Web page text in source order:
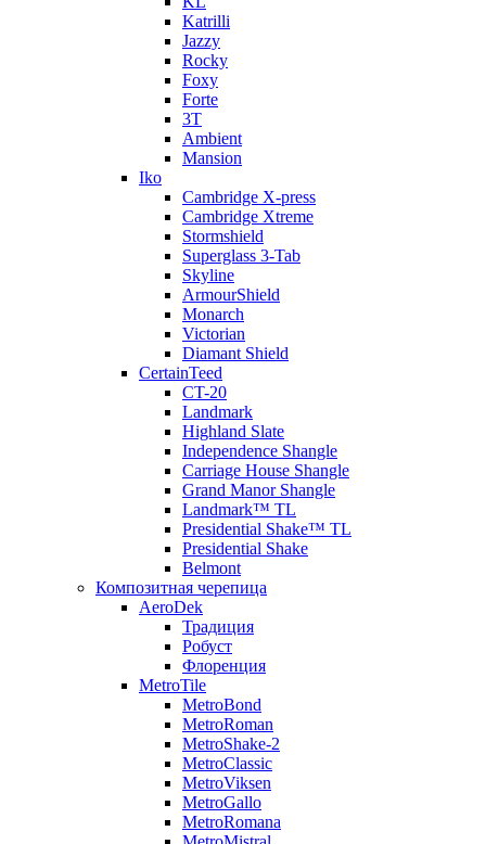
Katrilli
Jazzy
Rocky
Foxy
Forte
3T
Ambient
Mansion
Iko
Cambridge X-press
Cambridge Xtreme
Stormshield
Superglass 3-Tab
Skyline
ArmourShield
Monarch
Victorian
Diamant Shield
CertainTeed
CT-20
Landmark
Highland Slate
Independence Shangle
Carriage House Shangle
Grand Manor Shangle
Landmark™ TL
Presidential Shake™ TL
Presidential Shake
Belmont
Композитная черепица
AeroDek
Традиция
Робуст
Флоренция
MetroTile
MetroBond
MetroRoman
MetroShake-2
MetroClassic
MetroViksen
MetroGallo
MetroRomana